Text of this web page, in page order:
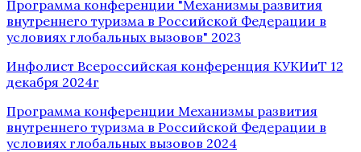
Программа конференции "Механизмы развития
внутреннего туризма в Российской Федерации в
условиях глобальных вызовов" 2023
Инфолист Всероссийская конференция КУКИиТ 12
декабря 2024г
Программа конференции Механизмы развития
внутреннего туризма в Российской Федерации в
условиях глобальных вызовов 2024